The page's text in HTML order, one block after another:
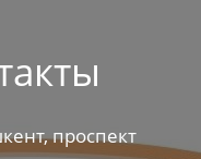
проспект